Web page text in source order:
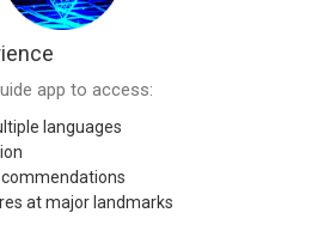
app to access:
languages
at major landmarks